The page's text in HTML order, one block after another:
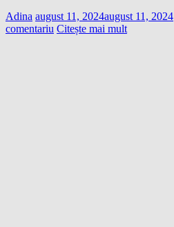
Adina august 11, 2024august 11, 2024
comentariu Citește mai mult